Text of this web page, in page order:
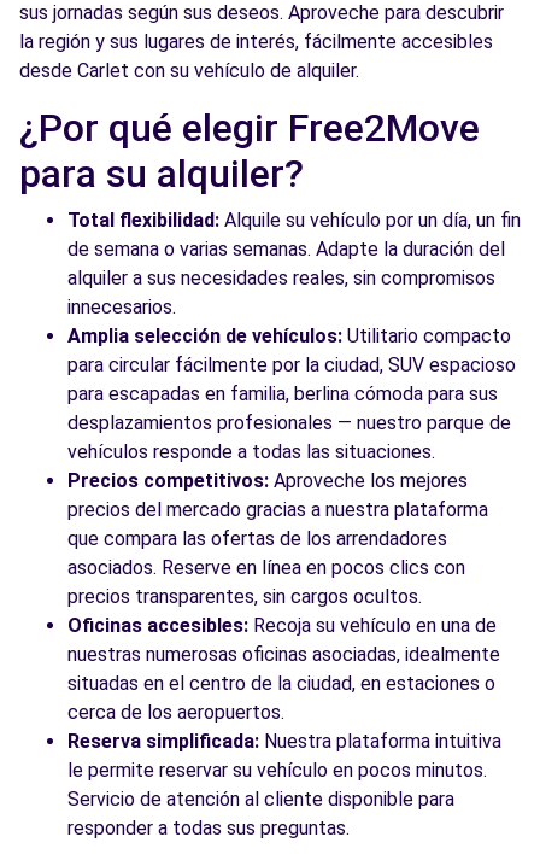
sus jornadas según sus deseos. Aproveche para descubrir
la región y sus lugares de interés, fácilmente accesibles
desde Carlet con su vehículo de alquiler.
¿Por qué elegir Free2Move
para su alquiler?
Total flexibilidad: Alquile su vehículo por un día, un fin
de semana o varias semanas. Adapte la duración del
alquiler a sus necesidades reales, sin compromisos
innecesarios.
Amplia selección de vehículos: Utilitario compacto
para circular fácilmente por la ciudad, SUV espacioso
para escapadas en familia, berlina cómoda para sus
desplazamientos profesionales — nuestro parque de
vehículos responde a todas las situaciones.
Precios competitivos: Aproveche los mejores
precios del mercado gracias a nuestra plataforma
que compara las ofertas de los arrendadores
asociados. Reserve en línea en pocos clics con
precios transparentes, sin cargos ocultos.
Oficinas accesibles: Recoja su vehículo en una de
nuestras numerosas oficinas asociadas, idealmente
situadas en el centro de la ciudad, en estaciones o
cerca de los aeropuertos.
Reserva simplificada: Nuestra plataforma intuitiva
le permite reservar su vehículo en pocos minutos.
Servicio de atención al cliente disponible para
responder a todas sus preguntas.